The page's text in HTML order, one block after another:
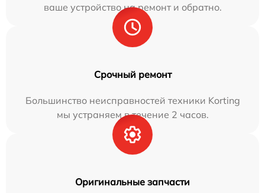
ваше устройство на ремонт и обратно.
Срочный ремонт
Большинство неисправностей техники Korting
мы устраняем в течение 2 часов.
Оригинальные запчасти